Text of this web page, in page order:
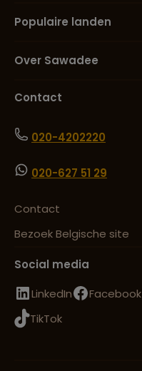
Populaire landen
Over Sawadee
Contact
020-4202220
020-627 51 29
Contact
Bezoek Belgische site
Social media
LinkedIn
Facebook
TikTok